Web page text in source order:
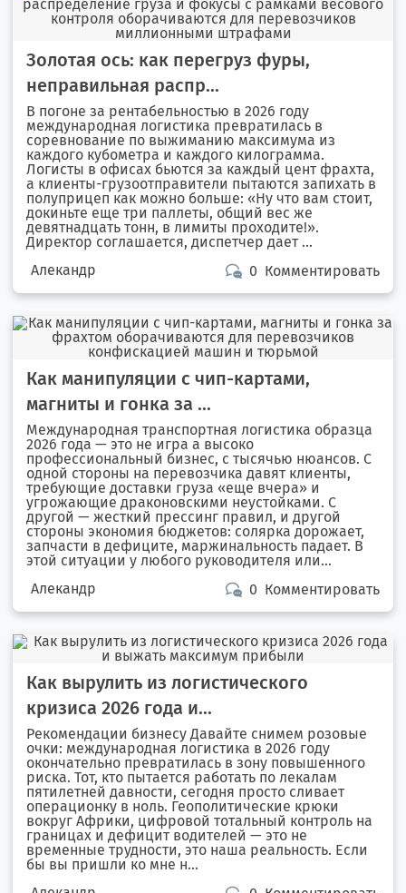
Золотая ось: как перегруз фуры,
неправильная распр...
В погоне за рентабельностью в 2026 году
международная логистика превратилась в
соревнование по выжиманию максимума из
каждого кубометра и каждого килограмма.
Логисты в офисах бьются за каждый цент фрахта,
а клиенты-грузоотправители пытаются запихать в
полуприцеп как можно больше: «Ну что вам стоит,
докиньте еще три паллеты, общий вес же
девятнадцать тонн, в лимиты проходите!».
Директор соглашается, диспетчер дает ...
Алекандр
0 Комментировать
Как манипуляции с чип-картами,
магниты и гонка за ...
Международная транспортная логистика образца
2026 года — это не игра а высоко
профессиональный бизнес, с тысячью нюансов. С
одной стороны на перевозчика давят клиенты,
требующие доставки груза «еще вчера» и
угрожающие драконовскими неустойками. С
другой — жесткий прессинг правил, и другой
стороны экономия бюджетов: солярка дорожает,
запчасти в дефиците, маржинальность падает. В
этой ситуации у любого руководителя или...
Алекандр
0 Комментировать
Как вырулить из логистического
кризиса 2026 года и...
Рекомендации бизнесу Давайте снимем розовые
очки: международная логистика в 2026 году
окончательно превратилась в зону повышенного
риска. Тот, кто пытается работать по лекалам
пятилетней давности, сегодня просто сливает
операционку в ноль. Геополитические крюки
вокруг Африки, цифровой тотальный контроль на
границах и дефицит водителей — это не
временные трудности, это наша реальность. Если
бы вы пришли ко мне н...